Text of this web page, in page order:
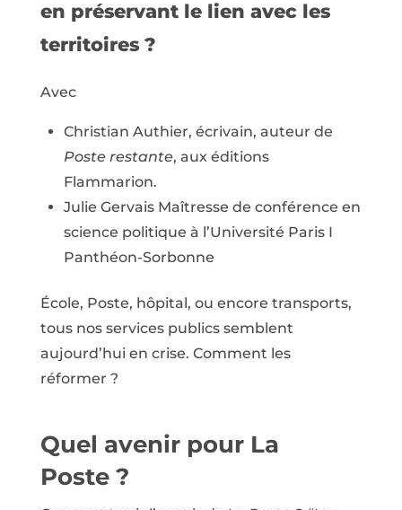
en préservant le lien avec les
territoires ?
Avec
Christian Authier, écrivain, auteur de
Poste restante, aux éditions
Flammarion.
Julie Gervais Maîtresse de conférence en
science politique à l’Université Paris I
Panthéon-Sorbonne
École, Poste, hôpital, ou encore transports,
tous nos services publics semblent
aujourd’hui en crise. Comment les
réformer ?
Quel avenir pour La
Poste ?